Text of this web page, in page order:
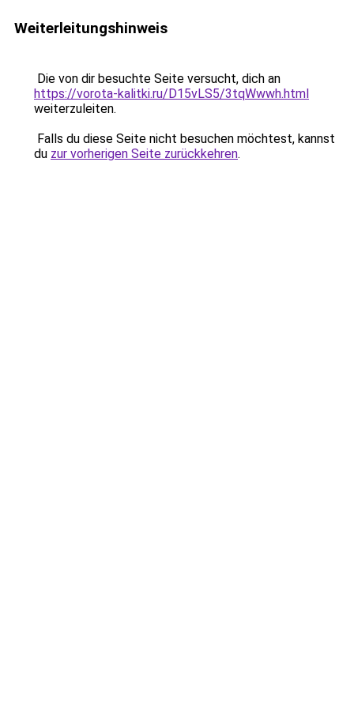
Weiterleitungshinweis
Die von dir besuchte Seite versucht, dich an
https://vorota-kalitki.ru/D15vLS5/3tqWwwh.html
weiterzuleiten.
Falls du diese Seite nicht besuchen möchtest, kannst
du zur vorherigen Seite zurückkehren.